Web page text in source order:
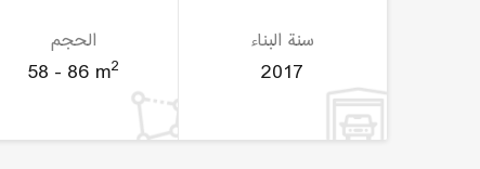
الحجم
58 - 86 m2
سنة البناء
2017